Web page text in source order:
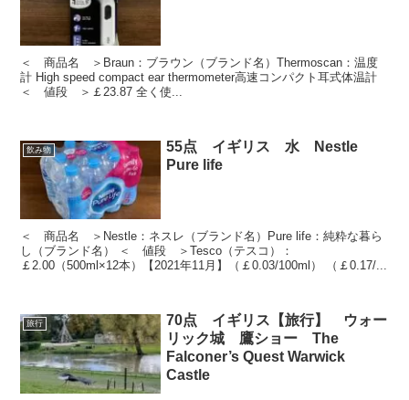
＜ 商品名 ＞Braun：ブラウン（ブランド名）Thermoscan：温度
計 High speed compact ear thermometer高速コンパクト耳式体温計
＜ 値段 ＞￡23.87 全く使...
飲み物
55点 イギリス 水 Nestle
Pure life
＜ 商品名 ＞Nestle：ネスレ（ブランド名）Pure life：純粋な暮ら
し（ブランド名） ＜ 値段 ＞Tesco（テスコ）：
￡2.00（500ml×12本）【2021年11月】（￡0.03/100ml） （￡0.17/...
旅行
70点 イギリス【旅行】 ウォー
リック城 鷹ショー The
Falconer’s Quest Warwick
Castle